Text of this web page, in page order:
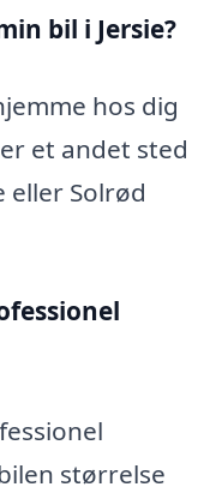
bil i Jersie?
hos dig
et andet sted
eller Solrød
størrelse